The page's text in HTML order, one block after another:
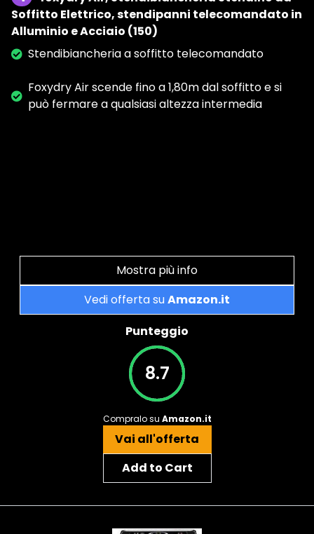
Soffitto Elettrico, stendipanni telecomandato in
Alluminio e Acciaio (150)
Stendibiancheria a soffitto telecomandato
Foxydry Air scende fino a 1,80m dal soffitto e si
può fermare a qualsiasi altezza intermedia
Mostra più info
Vedi offerta suAmazon.it
Punteggio
8.7
Compralo su Amazon.it
Vai all'offerta
Add to Cart